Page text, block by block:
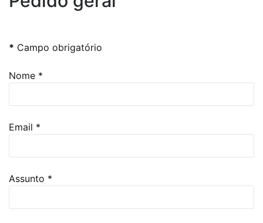
* Campo obrigatório
Nome *
Email *
Assunto *